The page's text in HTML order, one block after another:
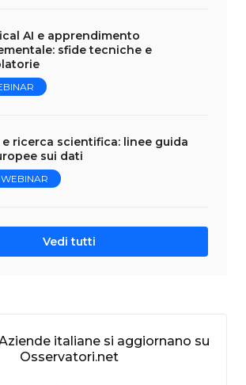
AI e apprendimento
sfide tecniche e
e ricerca scientifica: linee guida
sui dati
WEBINAR
Vedi tutti
italiane si aggiornano su
Osservatori.net